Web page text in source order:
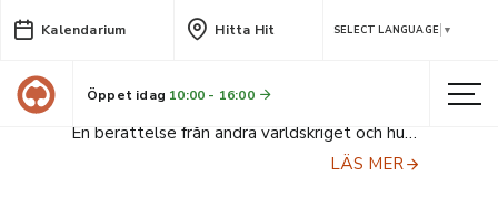
Kalendarium Hitta Hit SELECT LANGUAGE ▼
Öppet idag 10:00 - 16:00
Vad dolde sig i kuvertet? En
världskriget.
En berättelse från andra världskriget och hur det genomlevdes i Västerbotten. Med Jörgen Andersson, arkivarie på Skellefteå museum.
LÄS MER